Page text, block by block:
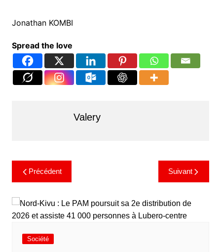
Jonathan KOMBI
Spread the love
Valery
Précédent Suivant
Société